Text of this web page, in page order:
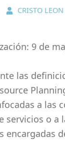
CRISTO LEON
9 de
las
a las
servicios o a
encargadas